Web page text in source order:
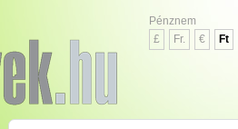
Pénznem
£
Fr. € Ft